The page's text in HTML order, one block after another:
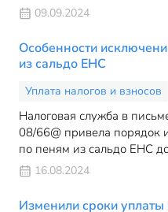
09.09.2024
Особенности
из сальдо ЕНС
Уплата налогов и взносов
Налоговая служба в
08/66@ привела порядок
по пеням из сальдо ЕНС
16.08.2024
Изменили сроки